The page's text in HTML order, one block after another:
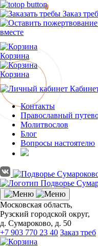
Заказ треб
вместе
Корзина
Корзина
0
Контакты
Православный
Молитвослов
Блог
Вопросы настоятелю
Московская область,
Рузский городской округ,
д. Сумароково, д. 50
+7 903 770 23 40 Заказ треб